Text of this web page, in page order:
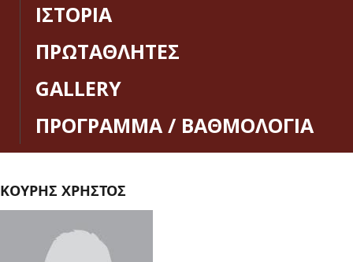
ΙΣΤΟΡΙΑ
ΠΡΩΤΑΘΛΗΤΕΣ
GALLERY
ΠΡΟΓΡΑΜΜΑ / ΒΑΘΜΟΛΟΓΙΑ
ΚΟΥΡΗΣ ΧΡΗΣΤΟΣ